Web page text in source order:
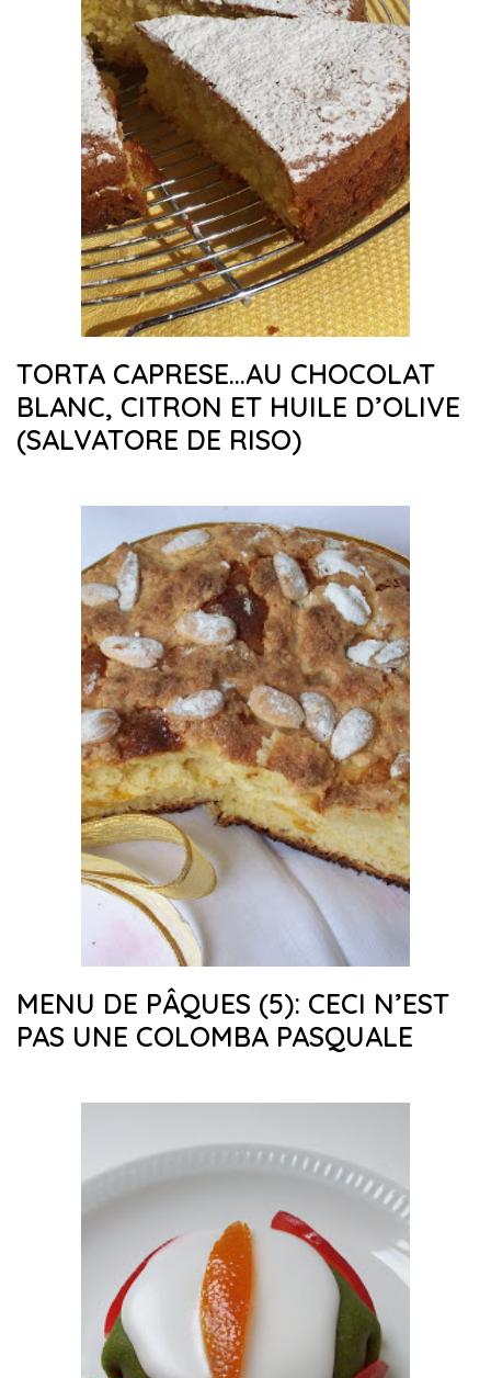
TORTA CAPRESE…AU CHOCOLAT
BLANC, CITRON ET HUILE D’OLIVE
(SALVATORE DE RISO)
MENU DE PÂQUES (5): CECI N’EST
PAS UNE COLOMBA PASQUALE